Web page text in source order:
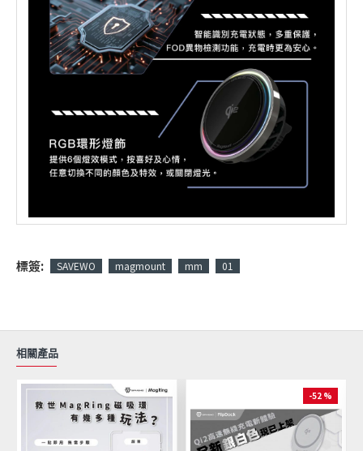
標簽: SAVEWO magmount mm 01
相關產品
-52 %